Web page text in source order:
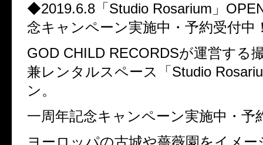
◆2019.6.8「Studio Rosarium」
念キャンペーン実施中・予約受付中
GOD CHILD RECORDSが運営する
兼レンタルスペース「Studio
ン。
一周年記念キャンペーン実施中・予